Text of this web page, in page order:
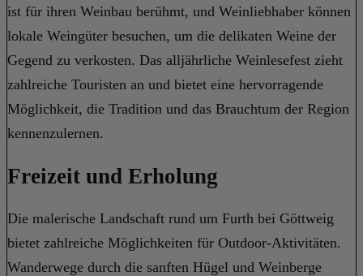
ist für ihren Weinbau berühmt, und Weinliebhaber können
lokale Weingüter besuchen, um die delikaten Weine der
Gegend zu verkosten. Das alljährliche Weinlesefest zieht
zahlreiche Touristen an und bietet eine hervorragende
Möglichkeit, die Tradition und das Brauchtum der Region
kennenzulernen.
Freizeit und Erholung
Die malerische Landschaft rund um Furth bei Göttweig
bietet zahlreiche Möglichkeiten für Outdoor-Aktivitäten.
Wanderwege durch die sanften Hügel und Weinberge